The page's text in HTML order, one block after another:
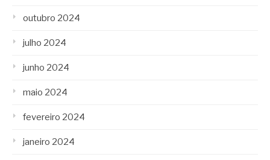
outubro 2024
julho 2024
junho 2024
maio 2024
fevereiro 2024
janeiro 2024